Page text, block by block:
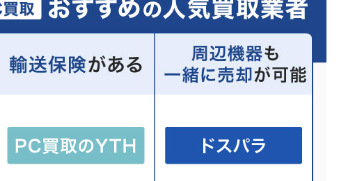
店舗の選び方！売る前の確認ポイント
PCの買取実績が多数あるか
た買取方法があるか
がかからないか
の売却方法を比較｜宅配（郵送）・出張・店舗持ち込み
を利用する流れ・方法